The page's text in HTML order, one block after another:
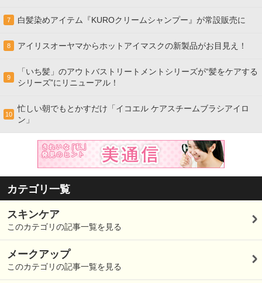
7 白髪染めアイテム『KUROクリームシャンプー』が常設販売に
8 アイリスオーヤマからホットアイマスクの新製品がお目見え！
9
「いち髪」のアウトバストリートメントシリーズが“髪をケアする
シリーズ”にリニューアル！
10
忙しい朝でもとかすだけ「イコエル ケアスチームブラシアイロ
ン」
カテゴリ一覧
スキンケア
このカテゴリの記事一覧を見る
メークアップ
このカテゴリの記事一覧を見る